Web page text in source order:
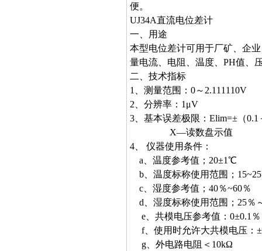
便。
UJ34A直流电位差计
一、用途
本型电位差计可用于厂矿、企
量电流、电阻、温度、PH值、
二、技术指标
1、测量范围：0～2.111110V
2、分辨率：1μV
3、基本误差极限：Elim=±（0.1
X—读数盘示值
4、 仪器使用条件：
a、温度参考值；20±1℃
b、温度标称使用范围；
c、湿度参考值；40％~60％
d、湿度标称使用范围；25％
e、共模电压参考值：0±0.1％
f、使用时允许大共模电压：
g、外电路电阻＜10kΩ